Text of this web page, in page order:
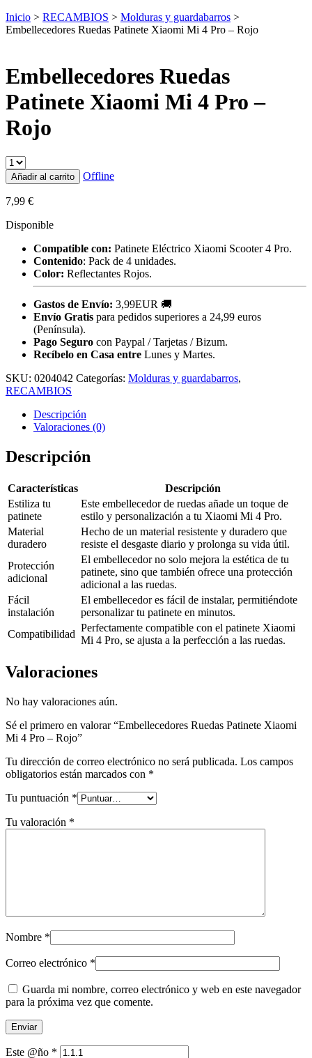
Inicio > RECAMBIOS > Molduras y guardabarros >
Embellecedores Ruedas Patinete Xiaomi Mi 4 Pro – Rojo
Embellecedores Ruedas
Patinete Xiaomi Mi 4 Pro –
Rojo
Añadir al carrito Offline
7,99 €
Disponible
Compatible con: Patinete Eléctrico Xiaomi Scooter 4 Pro.
Contenido: Pack de 4 unidades.
Color: Reflectantes Rojos.
Gastos de Envío: 3,99EUR 🚚
Envío Gratis para pedidos superiores a 24,99 euros
(Península).
Pago Seguro con Paypal / Tarjetas / Bizum.
Recíbelo en Casa entre Lunes y Martes.
SKU: 0204042 Categorías: Molduras y guardabarros,
RECAMBIOS
Descripción
Valoraciones (0)
Descripción
Características
Descripción
Estiliza tu
patinete
Este embellecedor de ruedas añade un toque de
estilo y personalización a tu Xiaomi Mi 4 Pro.
Material
duradero
Hecho de un material resistente y duradero que
resiste el desgaste diario y prolonga su vida útil.
Protección
adicional
El embellecedor no solo mejora la estética de tu
patinete, sino que también ofrece una protección
adicional a las ruedas.
Fácil
instalación
El embellecedor es fácil de instalar, permitiéndote
personalizar tu patinete en minutos.
Compatibilidad
Perfectamente compatible con el patinete Xiaomi
Mi 4 Pro, se ajusta a la perfección a las ruedas.
Valoraciones
No hay valoraciones aún.
Sé el primero en valorar “Embellecedores Ruedas Patinete Xiaomi
Mi 4 Pro – Rojo”
Tu dirección de correo electrónico no será publicada. Los campos
obligatorios están marcados con *
Tu puntuación *
Tu valoración *
Nombre *
Correo electrónico *
Guarda mi nombre, correo electrónico y web en este navegador
para la próxima vez que comente.
Este @ño *